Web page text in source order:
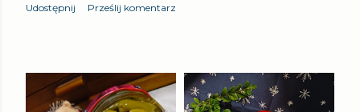
Udostępnij Prześlij komentarz